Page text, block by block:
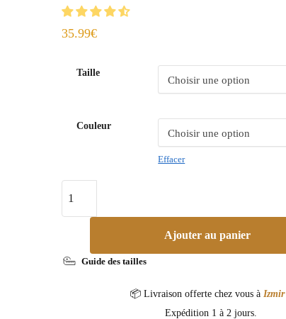
35.99€
Taille
Couleur
Effacer
Ajouter au panier
Guide des tailles
📦 Livraison offerte chez vous à Izmir
Expédition 1 à 2 jours.